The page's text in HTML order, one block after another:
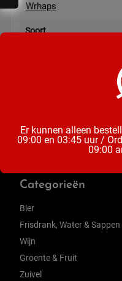
Wrhaps
Soort
Categorieën
Bier
Frisdrank, Water & Sappen
Wijn
Groente & Fruit
Zuivel
Er kunnen alleen
09:00 en 03:45 uur /
09:00